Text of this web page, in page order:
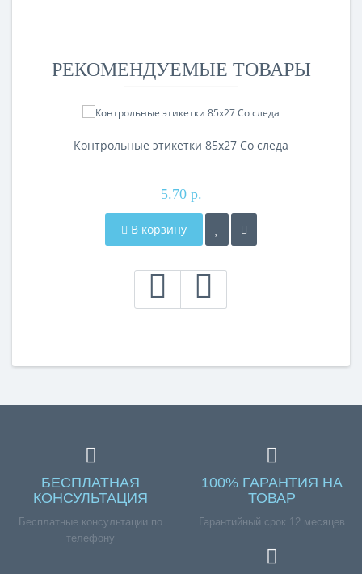
РЕКОМЕНДУЕМЫЕ ТОВАРЫ
Контрольные этикетки 85x27 Со следа
5.70 р.
В корзину
БЕСПЛАТНАЯ
КОНСУЛЬТАЦИЯ
Бесплатные консультации по
телефону
100% ГАРАНТИЯ НА
ТОВАР
Гарантийный срок 12 месяцев